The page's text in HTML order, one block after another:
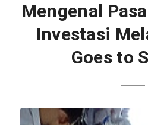
Mengenal
Investasi
Goes to